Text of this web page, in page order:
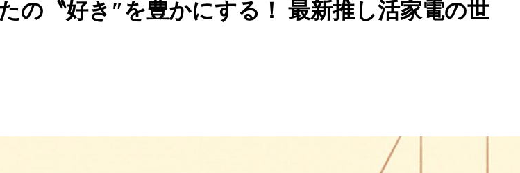
の〝好き″を豊かにする！ 最新推し活家電の世